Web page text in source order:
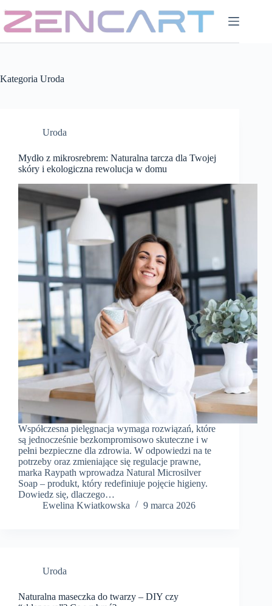
do
treści
Kategoria Uroda
Uroda
Mydło z mikrosrebrem: Naturalna tarcza dla Twojej
skóry i ekologiczna rewolucja w domu
Współczesna pielęgnacja wymaga rozwiązań, które
są jednocześnie bezkompromisowo skuteczne i w
pełni bezpieczne dla zdrowia. W odpowiedzi na te
potrzeby oraz zmieniające się regulacje prawne,
marka Raypath wprowadza Natural Microsilver
Soap – produkt, który redefiniuje pojęcie higieny.
Dowiedz się, dlaczego…
Ewelina Kwiatkowska
9 marca 2026
Uroda
Naturalna maseczka do twarzy – DIY czy